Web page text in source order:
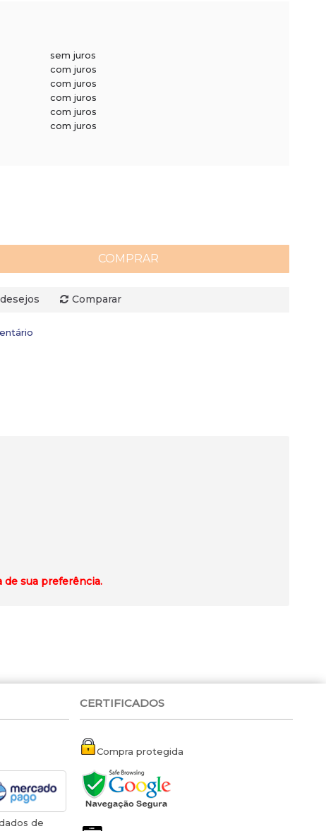
sem juros
com juros
com juros
com juros
com juros
com juros
COMPRAR
Comparar
de sua preferência.
de
CERTIFICADOS
Compra protegida